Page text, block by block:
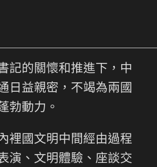
記的關懷和推進下，中
日益親密，不竭為兩國
勃動力。
裡國文明中間經由過程
演、文明體驗、座談交